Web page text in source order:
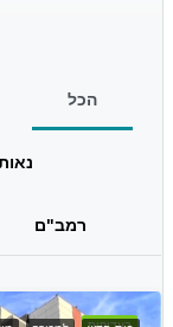
הכל
רמב"ם